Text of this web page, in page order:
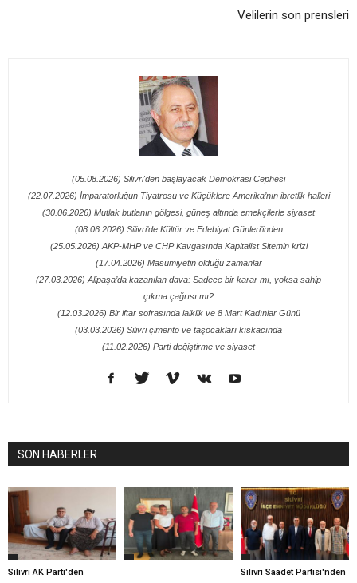
Velilerin son prensleri
(05.08.2026) Silivri'den başlayacak Demokrasi Cephesi
(22.07.2026) İmparatorluğun Tiyatrosu ve Küçüklere Amerika’nın ibretlik halleri
(30.06.2026) Mutlak butlanın gölgesi, güneş altında emekçilerle siyaset
(08.06.2026) Silivri’de Kültür ve Edebiyat Günleri’inden
(25.05.2026) AKP-MHP ve CHP Kavgasında Kapitalist Sitemin krizi
(17.04.2026) Masumiyetin öldüğü zamanlar
(27.03.2026) Alipaşa’da kazanılan dava: Sadece bir karar mı, yoksa sahip
çıkma çağrısı mı?
(12.03.2026) Bir iftar sofrasında laiklik ve 8 Mart Kadınlar Günü
(03.03.2026) Silivri çimento ve taşocakları kıskacında
(11.02.2026) Parti değiştirme ve siyaset
SON HABERLER
Silivri AK Parti'den
Silivri Saadet Partisi'nden